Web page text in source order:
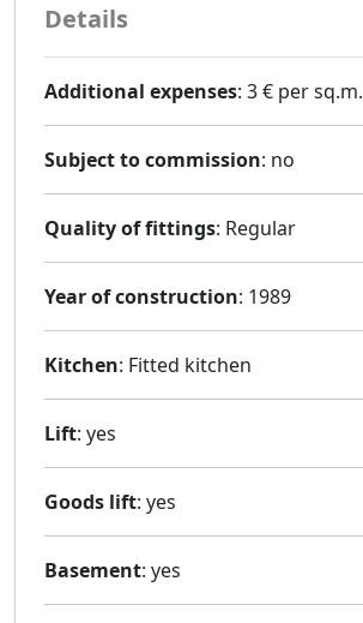
Details
Additional expenses: 3 € per sq.m.
Subject to commission: no
Quality of fittings: Regular
Year of construction: 1989
Kitchen: Fitted kitchen
Lift: yes
Goods lift: yes
Basement: yes